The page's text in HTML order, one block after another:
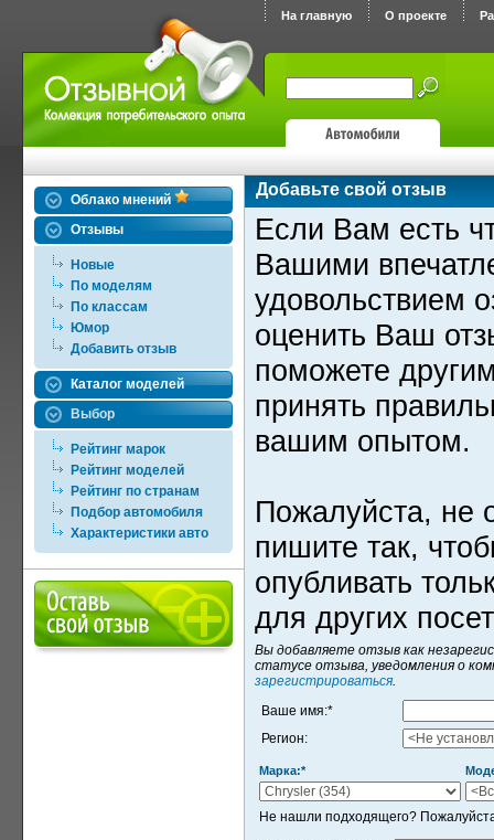
На главную О проекте
Облако мнений
Отзывы
Новые
По моделям
По классам
Юмор
Добавить отзыв
Каталог моделей
Выбор
Рейтинг марок
Рейтинг моделей
Рейтинг по странам
Подбор автомобиля
Характеристики авто
Добавьте свой отзыв
Если Вам есть
Вашими
удовольствием
оценить Ваш
поможете
принять
вашим опытом.
Пожалуйста, не
пишите так,
опубливать
для других
Вы добавляете отзыв как
статусе отзыва, уведомления о
зарегистрироваться.
Ваше имя:*
Регион:
Марка:*
Не нашли подходящего?